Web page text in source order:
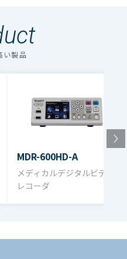
い製品
MDR-600HD-A
メディカルデジタルビデオ
レコーダ